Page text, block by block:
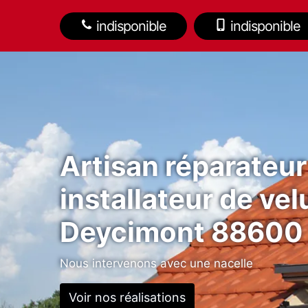
indisponible indisponible
Artisan réparateur
installateur de
Deycimont 88600
Nous intervenons avec une nacelle
Voir nos réalisations